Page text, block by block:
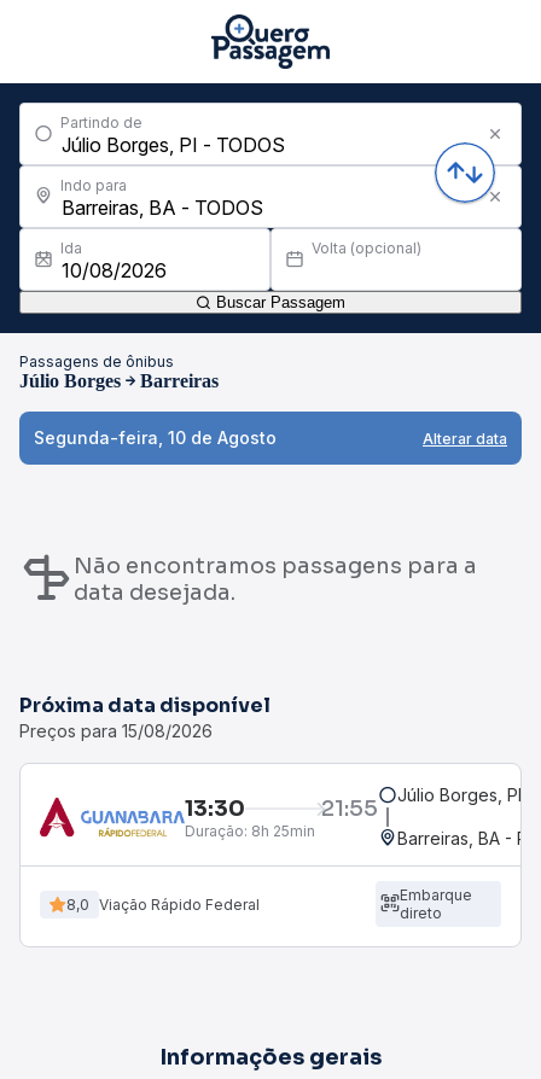
Partindo de
Indo para
Ida Volta (opcional)
Buscar Passagem
Passagens de ônibus
Júlio Borges Barreiras
Segunda-feira, 10 de Agosto Alterar data
Não encontramos passagens para a
data desejada.
Próxima data disponível
Preços para 15/08/2026
13:30 21:55
Duração: 8h 25min
Júlio Borges, PI
Barreiras, BA -
8,0 Viação Rápido Federal
Embarque
direto
Informações gerais